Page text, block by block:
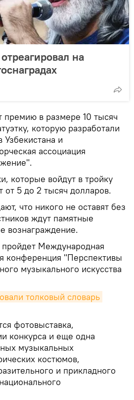
на
премию в размере 10 тысяч
которую разработали
и
ассоциация
которые войдут в тройку
от 5 до 2 тысяч долларов.
что никого не оставят без
ждут памятные
вознаграждение.
Международная
конференция "Перспективы
музыкального искусства
толковый словарь
фотовыставка,
конкурса и еще одна
музыкальных
костюмов,
и прикладного